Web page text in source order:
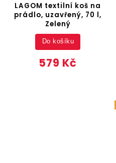
LAGOM textilní koš na
prádlo, uzavřený, 70 l,
Zelený
579 Kč
Do košíku